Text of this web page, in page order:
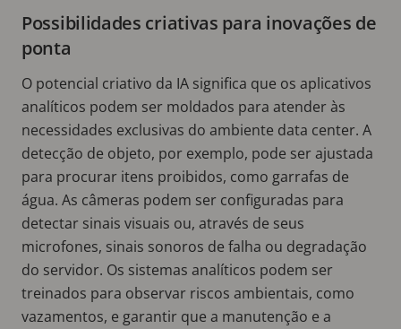
Possibilidades criativas para inovações de
ponta
O potencial criativo da IA significa que os aplicativos
analíticos podem ser moldados para atender às
necessidades exclusivas do ambiente data center. A
detecção de objeto, por exemplo, pode ser ajustada
para procurar itens proibidos, como garrafas de
água. As câmeras podem ser configuradas para
detectar sinais visuais ou, através de seus
microfones, sinais sonoros de falha ou degradação
do servidor. Os sistemas analíticos podem ser
treinados para observar riscos ambientais, como
vazamentos, e garantir que a manutenção e a